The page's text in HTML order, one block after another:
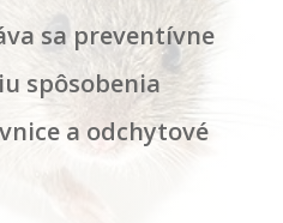
sa preventívne
spôsobenia
a odchytové